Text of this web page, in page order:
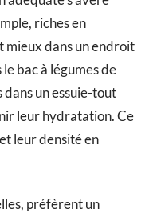
riches en
mieux dans un endroit
bac à légumes de
un essuie-tout
leur hydratation. Ce
leur densité en
préfèrent un